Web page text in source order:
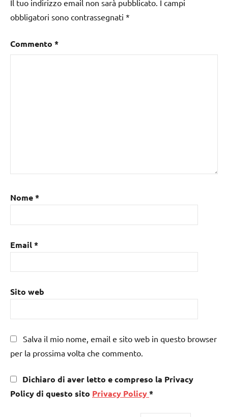
Il tuo indirizzo email non sarà pubblicato. I campi
obbligatori sono contrassegnati *
Commento *
Nome*
Email*
Sito web
Salva il mio nome, email e sito web in questo browser
per la prossima volta che commento.
Dichiaro di aver letto e compreso la Privacy
Policy di questo sito Privacy Policy*